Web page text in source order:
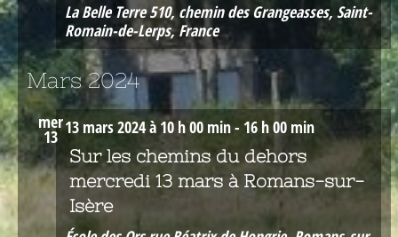
La Belle Terre510, chemin des Grangeasses, Saint-
Romain-de-Lerps, France
Mars 2024
mer
13 13 mars 2024 à 10 h 00 min- 16 h 00 min
Sur les chemins du dehors
mercredi 13 mars à Romans-sur-
Isère